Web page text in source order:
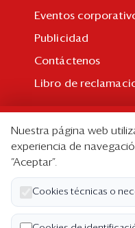
Eventos
Publicidad
Contáctenos
Libro de
Suscripción
Paquetes
Edición Impresa
Nosotros
Nuestra página web
experiencia de
“Aceptar”.
Cookies técnicas o